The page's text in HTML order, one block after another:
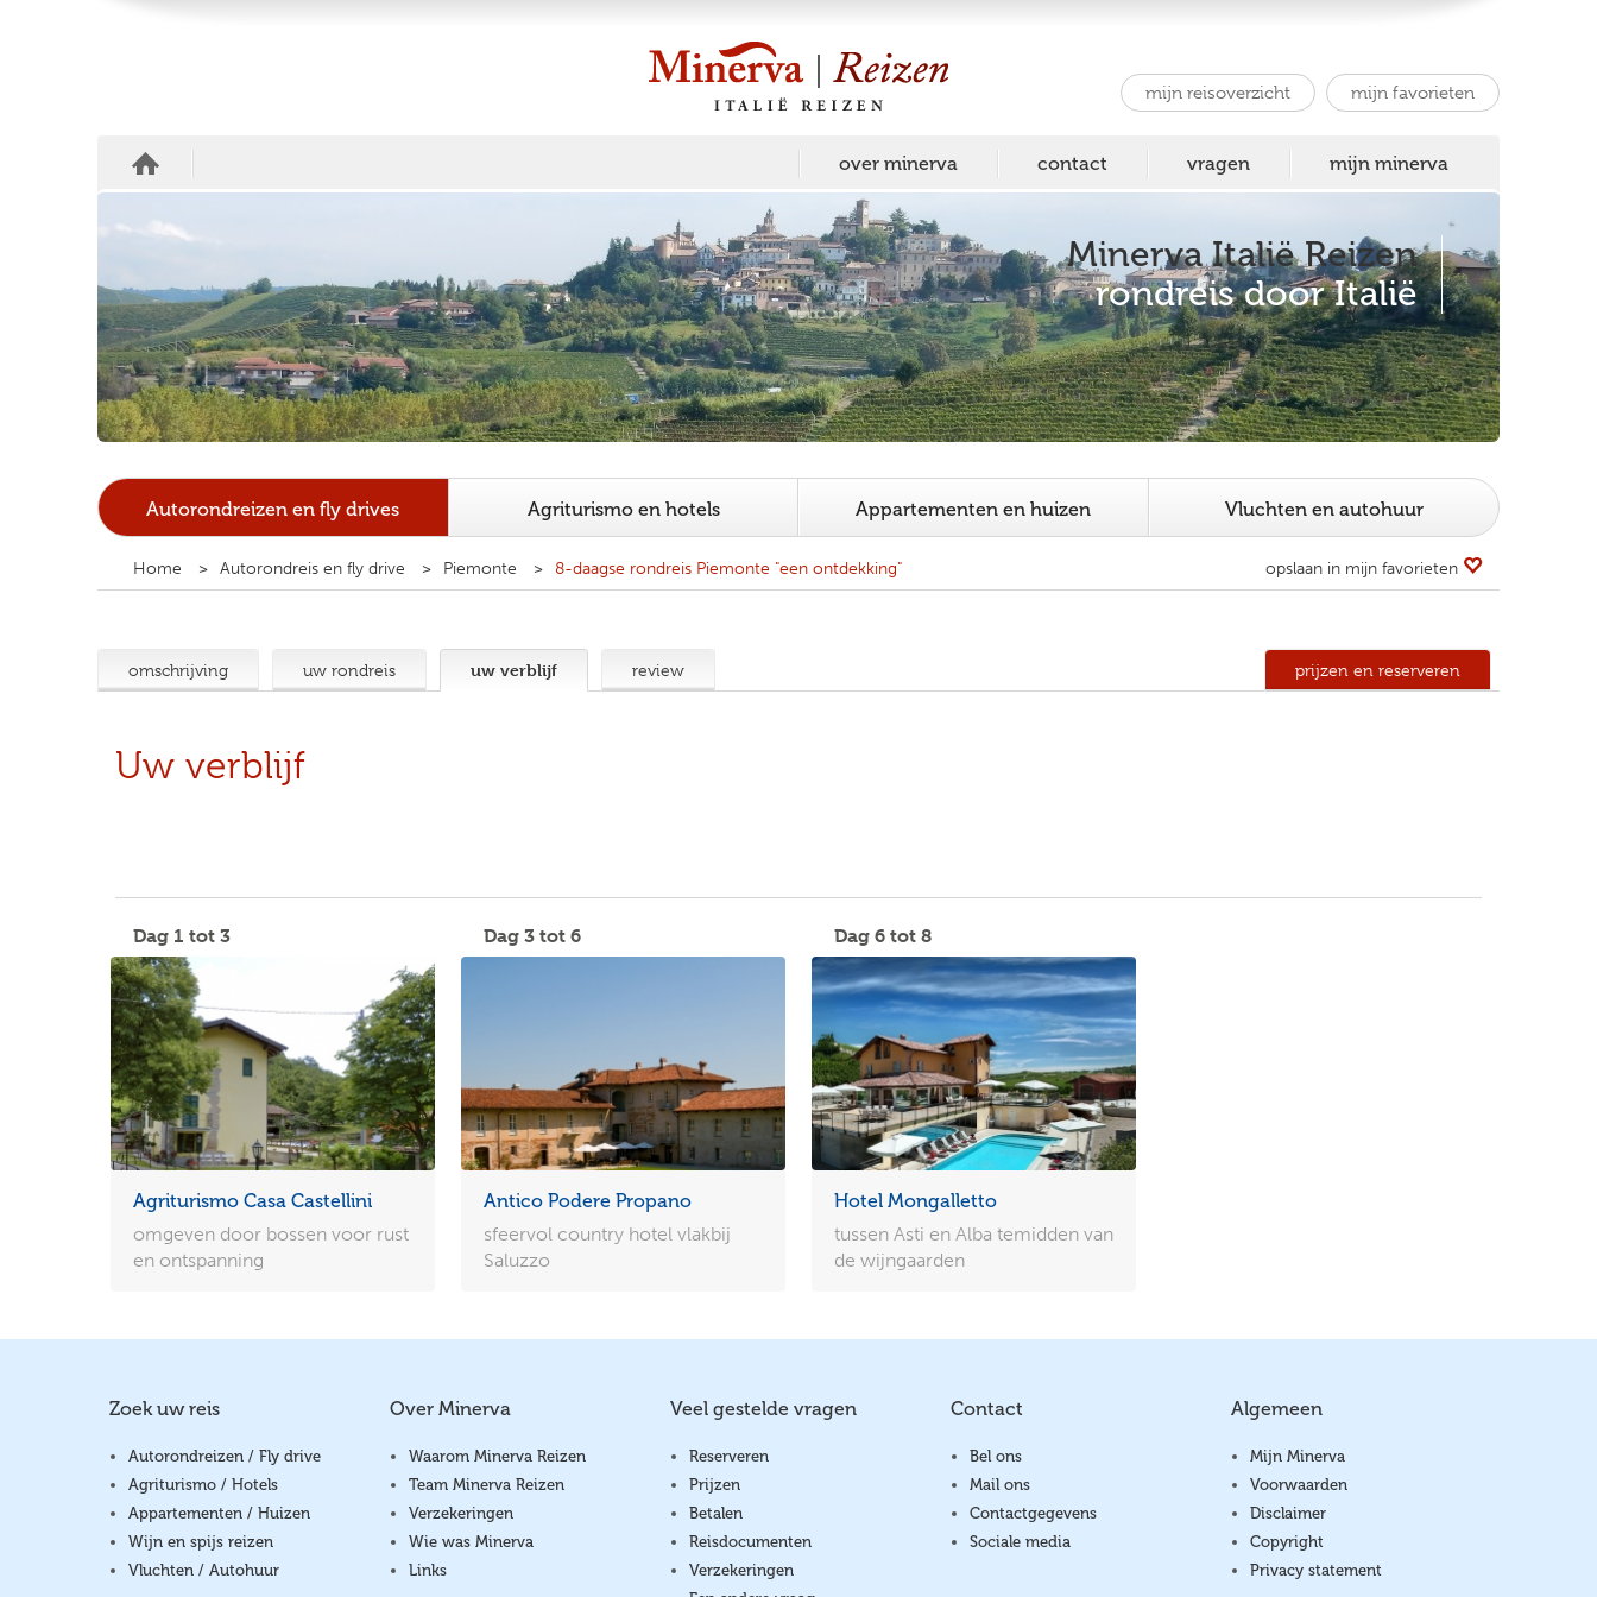
mijn reisoverzicht mijn favorieten
over minerva contact vragen mijn minerva
Minerva Italië Reizen
rondreis door Italië
Autorondreizen en fly drives Agriturismo en hotels Appartementen en huizen Vluchten en autohuur
Home Autorondreis en fly drive Piemonte 8-daagse rondreis Piemonte "een ontdekking" opslaan in mijn favorieten
omschrijving uw rondreis uw verblijf review prijzen en reserveren
Uw verblijf
Dag 1 tot 3
Agriturismo Casa Castellini
omgeven door bossen voor rust
en ontspanning
Dag 3 tot 6
Antico Podere Propano
sfeervol country hotel vlakbij
Saluzzo
Dag 6 tot 8
Hotel Mongalletto
tussen Asti en Alba temidden van
de wijngaarden
Zoek uw reis
Autorondreizen / Fly drive
Agriturismo / Hotels
Appartementen / Huizen
Wijn en spijs reizen
Vluchten / Autohuur
Over Minerva
Waarom Minerva Reizen
Team Minerva Reizen
Verzekeringen
Wie was Minerva
Links
Veel gestelde vragen
Reserveren
Prijzen
Betalen
Reisdocumenten
Verzekeringen
Contact
Bel ons
Mail ons
Contactgegevens
Sociale media
Algemeen
Mijn Minerva
Voorwaarden
Disclaimer
Copyright
Privacy statement